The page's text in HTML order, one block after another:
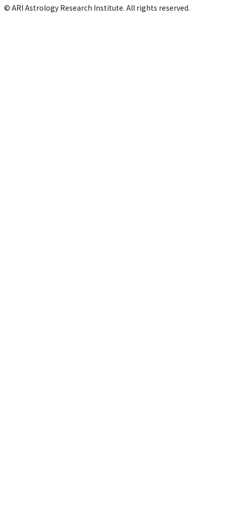
© ARI Astrology Research Institute. All rights reserved.